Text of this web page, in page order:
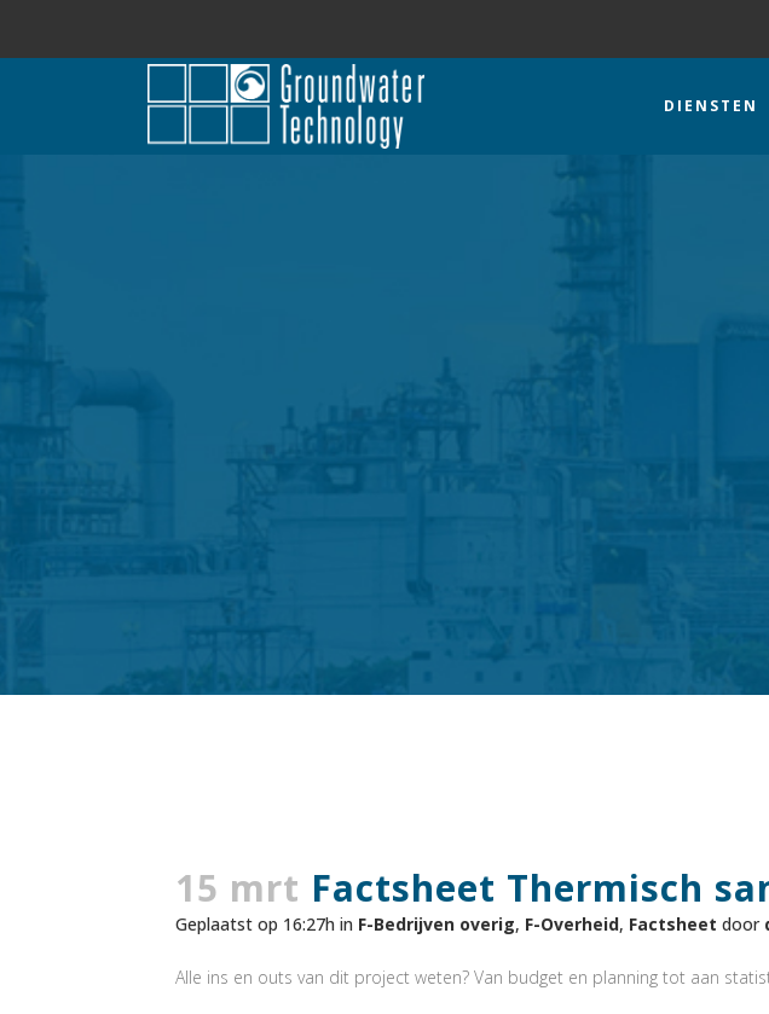
DIENSTEN
15 mrt Factsheet Thermisch
Geplaatst op 16:27h in F-Bedrijven overig, F-Overheid, Factsheet door
Alle ins en outs van dit project weten? Van budget en planning tot aan